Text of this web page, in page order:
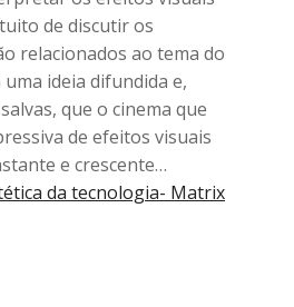
de discutir os
relacionados ao tema do
ideia difundida e,
que o cinema que
de efeitos visuais
e crescente…
da tecnologia- Matrix